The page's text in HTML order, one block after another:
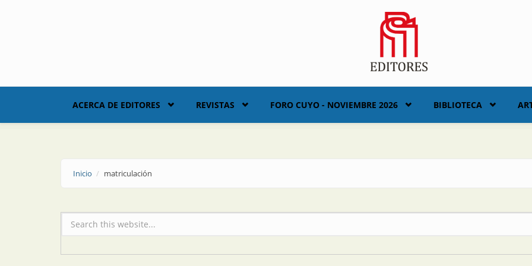
ACERCA DE EDITORES REVISTAS FORO CUYO - NOVIEMBRE 2026 BIBLIOTECA
Inicio matriculación
Formulario de búsqueda